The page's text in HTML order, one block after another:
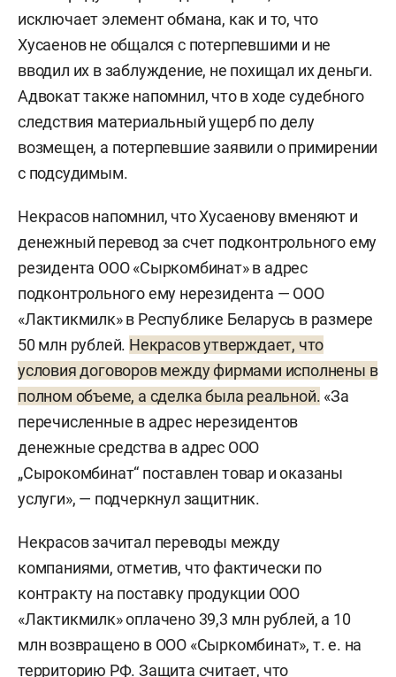
исключает элемент обмана, как и то, что
Хусаенов не общался с потерпевшими и не
вводил их в заблуждение, не похищал их деньги.
Адвокат также напомнил, что в ходе судебного
следствия материальный ущерб по делу
возмещен, а потерпевшие заявили о примирении
с подсудимым.
Некрасов напомнил, что Хусаенову вменяют и
денежный перевод за счет подконтрольного ему
резидента ООО «Сыркомбинат» в адрес
подконтрольного ему нерезидента — ООО
«Лактикмилк» в Республике Беларусь в размере
50 млн рублей. Некрасов утверждает, что
условия договоров между фирмами исполнены в
полном объеме, а сделка была реальной. «За
перечисленные в адрес нерезидентов
денежные средства в адрес ООО
„Сырокомбинат“ поставлен товар и оказаны
услуги», — подчеркнул защитник.
Некрасов зачитал переводы между
компаниями, отметив, что фактически по
контракту на поставку продукции ООО
«Лактикмилк» оплачено 39,3 млн рублей, а 10
млн возвращено в ООО «Сыркомбинат», т. е. на
территорию РФ. Защита считает, что